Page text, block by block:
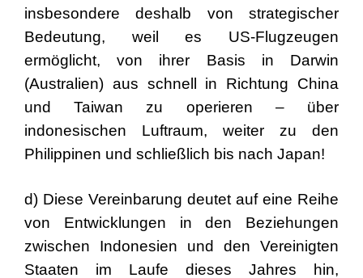
insbesondere deshalb von strategischer
Bedeutung, weil es US-Flugzeugen
ermöglicht, von ihrer Basis in Darwin
(Australien) aus schnell in Richtung China
und Taiwan zu operieren – über
indonesischen Luftraum, weiter zu den
Philippinen und schließlich bis nach Japan!
d) Diese Vereinbarung deutet auf eine Reihe
von Entwicklungen in den Beziehungen
zwischen Indonesien und den Vereinigten
Staaten im Laufe dieses Jahres hin,